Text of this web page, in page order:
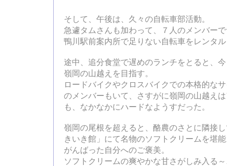
そして、午後は、久々の自転車部活動。
急遽タムさんも加わって、７人のメンバー
鴨川駅前案内所で足りない自転車をレンタ
途中、追分食堂で遅めのランチをとると、
嶺岡の山越えを目指す。
ロードバイクやクロスバイクでの本格的な
のメンバーもいて、さすがに嶺岡の山越え
も、なかなかにハードなようすだった。
嶺岡の尾根を超えると、酪農のさとに隣接
きいき館」にて名物のソフトクリームを堪
がんばった自分へのご褒美。
ソフトクリームの爽やかな甘さがしみ入る～